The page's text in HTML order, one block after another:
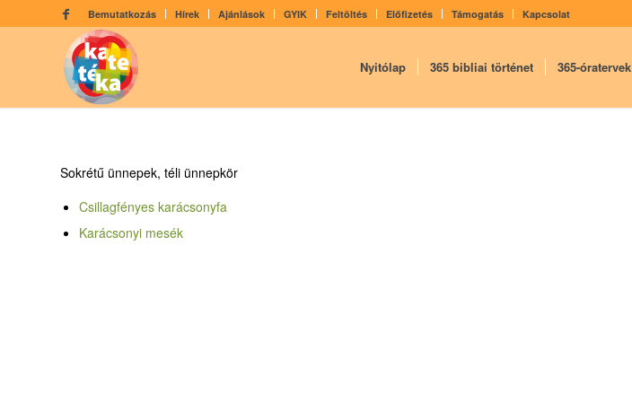
Bemutatkozás Hírek Ajánlások GYIK Feltöltés Előfizetés Támogatás Kapcsolat
Nyitólap 365 bibliai történet 365-óratervek
Sokrétű ünnepek, téli ünnepkör
Csillagfényes karácsonyfa
Karácsonyi mesék